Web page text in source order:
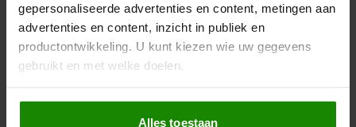
gepersonaliseerde advertenties en content, metingen aan
advertenties en content, inzicht in publiek en
productontwikkeling. U kunt kiezen wie uw gegevens
gebruikt en met welke doelen.
Als u het toestaat, willen we ook graag:
Alles toestaan